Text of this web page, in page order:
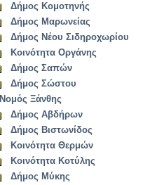
Δήμος Κομοτηνής
Δήμος Μαρωνείας
Δήμος Νέου Σιδηροχωρίου
Κοινότητα Οργάνης
Δήμος Σαπών
Δήμος Σώστου
Νομός Ξάνθης
Δήμος Αβδήρων
Δήμος Βιστωνίδος
Κοινότητα Θερμών
Κοινότητα Κοτύλης
Δήμος Μύκης